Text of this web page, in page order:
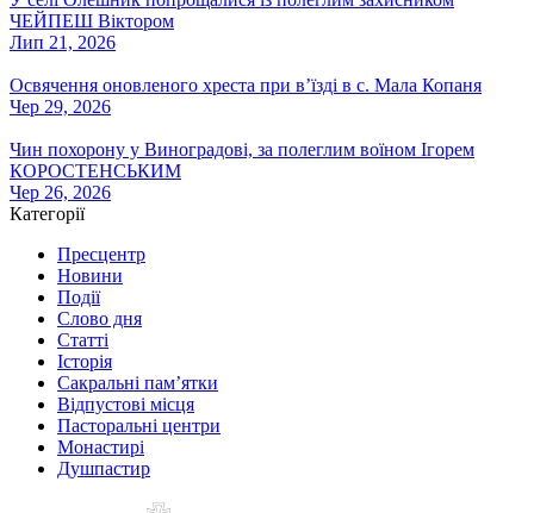
ЧЕЙПЕШ Віктором
Лип 21, 2026
Освячення оновленого хреста при вʼїзді в с. Мала Копаня
Чер 29, 2026
Чин похорону у Виноградові, за полеглим воїном Ігорем
КОРОСТЕНСЬКИМ
Чер 26, 2026
Категорії
Пресцентр
Новини
Події
Слово дня
Статті
Історія
Сакральні пам’ятки
Відпустові місця
Пасторальні центри
Монастирі
Душпастир